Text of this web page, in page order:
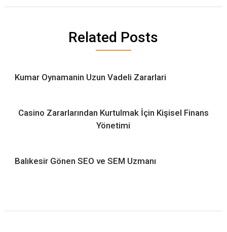
Related Posts
Kumar Oynamanin Uzun Vadeli Zararlari
Casino Zararlarından Kurtulmak İçin Kişisel Finans
Yönetimi
Balıkesir Gönen SEO ve SEM Uzmanı